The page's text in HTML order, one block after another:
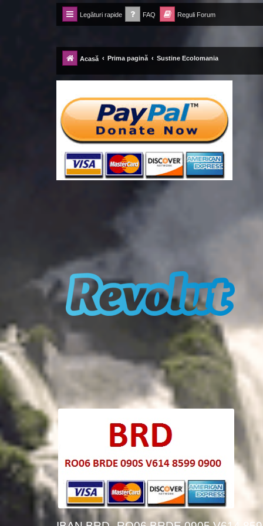
Legături rapide FAQ Reguli Forum
Forum Ecolomania™®
-= Idei pentru viitor =-
Acasă Prima pagină Sustine Ecolomania